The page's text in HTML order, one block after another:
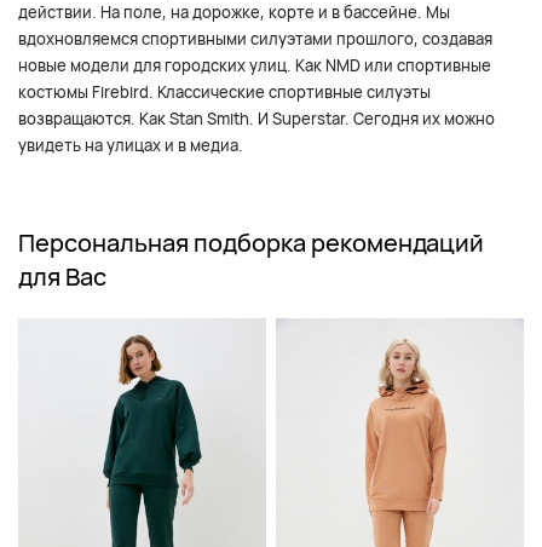
действии. На поле, на дорожке, корте и в бассейне. Мы
вдохновляемся спортивными силуэтами прошлого, создавая
новые модели для городских улиц. Как NMD или спортивные
костюмы Firebird. Классические спортивные силуэты
возвращаются. Как Stan Smith. И Superstar. Сегодня их можно
увидеть на улицах и в медиа.
Персональная подборка рекомендаций
для Вас